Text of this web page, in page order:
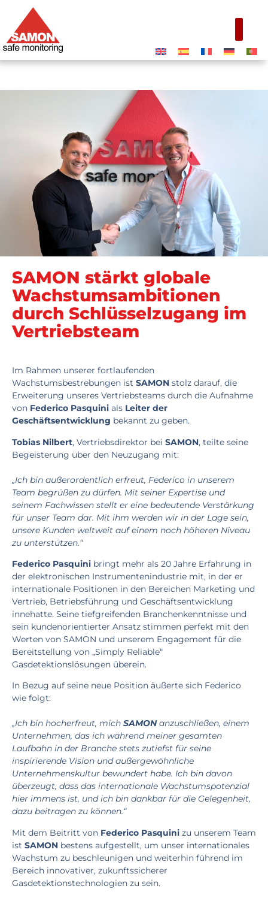
SAMON stärkt globale
Wachstumsambitionen
durch Schlüsselzugang im
Vertriebsteam
Im Rahmen unserer fortlaufenden
Wachstumsbestrebungen ist SAMON stolz darauf, die
Erweiterung unseres Vertriebsteams durch die Aufnahme
von Federico Pasquini als Leiter der
Geschäftsentwicklung bekannt zu geben.
Tobias Nilbert, Vertriebsdirektor bei SAMON, teilte seine
Begeisterung über den Neuzugang mit:
„Ich bin außerordentlich erfreut, Federico in unserem
Team begrüßen zu dürfen. Mit seiner Expertise und
seinem Fachwissen stellt er eine bedeutende Verstärkung
für unser Team dar. Mit ihm werden wir in der Lage sein,
unsere Kunden weltweit auf einem noch höheren Niveau
zu unterstützen.“
Federico Pasquini bringt mehr als 20 Jahre Erfahrung in
der elektronischen Instrumentenindustrie mit, in der er
internationale Positionen in den Bereichen Marketing und
Vertrieb, Betriebsführung und Geschäftsentwicklung
innehatte. Seine tiefgreifenden Branchenkenntnisse und
sein kundenorientierter Ansatz stimmen perfekt mit den
Werten von SAMON und unserem Engagement für die
Bereitstellung von „Simply Reliable“
Gasdetektionslösungen überein.
In Bezug auf seine neue Position äußerte sich Federico
wie folgt:
„Ich bin hocherfreut, mich SAMONanzuschließen, einem
Unternehmen, das ich während meiner gesamten
Laufbahn in der Branche stets zutiefst für seine
inspirierende Vision und außergewöhnliche
Unternehmenskultur bewundert habe. Ich bin davon
überzeugt, dass das internationale Wachstumspotenzial
hier immens ist, und ich bin dankbar für die Gelegenheit,
dazu beitragen zu können.“
Mit dem Beitritt von Federico Pasquini zu unserem Team
ist SAMON bestens aufgestellt, um unser internationales
Wachstum zu beschleunigen und weiterhin führend im
Bereich innovativer, zukunftssicherer
Gasdetektionstechnologien zu sein.